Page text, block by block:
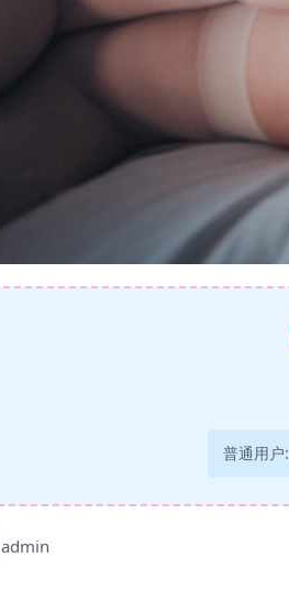
普通用户:
admin